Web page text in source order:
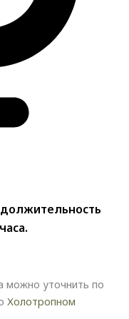
можно уточнить по
Холотропном